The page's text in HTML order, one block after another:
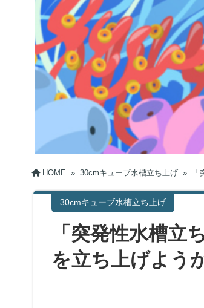
HOME » 30cmキューブ水槽立ち上げ »
30cmキューブ水槽立ち上げ
「突発性水槽立
を立ち上げよう